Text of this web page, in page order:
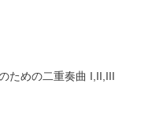
ための二重奏曲 I,II,III